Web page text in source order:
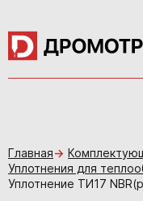
Главная
Уплотнения для
Уплотнение ТИ17